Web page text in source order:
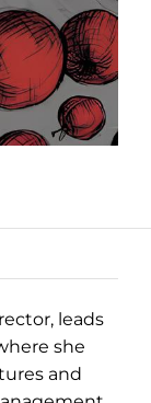
leads
she
and